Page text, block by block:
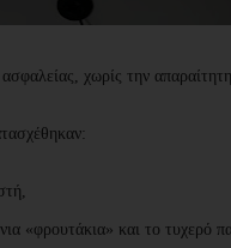
χωρίς την
«φρουτάκια» και το τυχερό